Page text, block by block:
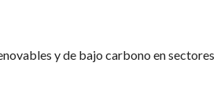
y de bajo carbono en sectores